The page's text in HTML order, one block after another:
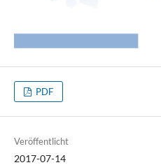
PDF
Veröffentlicht
2017-07-14